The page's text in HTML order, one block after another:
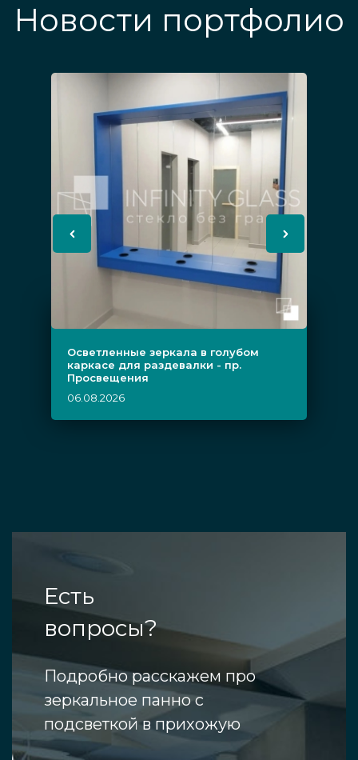
Новости портфолио
Осветленные зеркала в голубом
каркасе для раздевалки - пр.
Просвещения
06.08.2026
Есть
вопросы?
Подробно расскажем про
зеркальное панно с
подсветкой в прихожую